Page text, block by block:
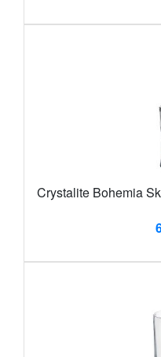
Crystalite Bohemia